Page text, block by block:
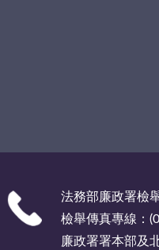
法務部廉政署檢
檢舉傳真專線：
廉政署署本部及